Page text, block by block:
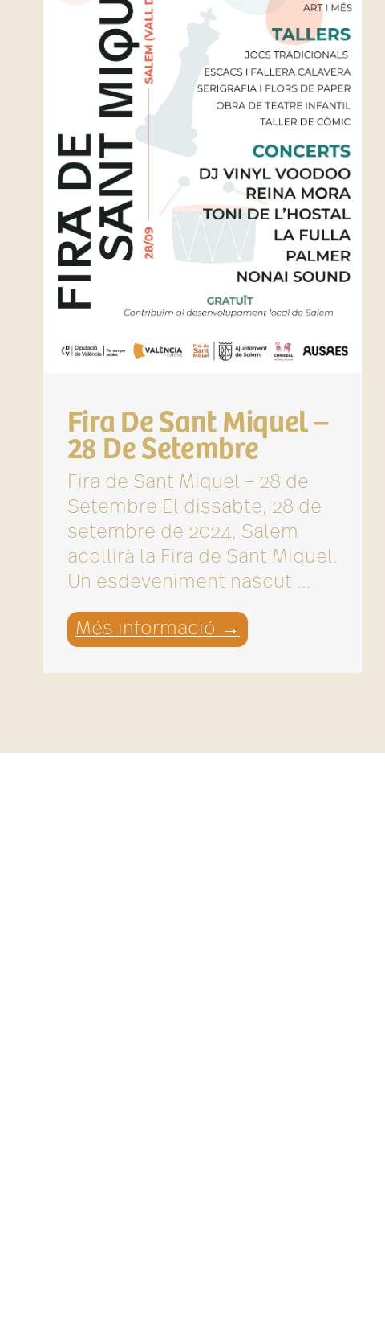
Fira De Sant Miquel –
28 De Setembre
Fira de Sant Miquel – 28 de
Setembre El dissabte, 28 de
setembre de 2024, Salem
acollirà la Fira de Sant Miquel.
Un esdeveniment nascut ...
Més informació →